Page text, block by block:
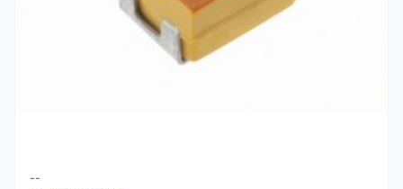
--